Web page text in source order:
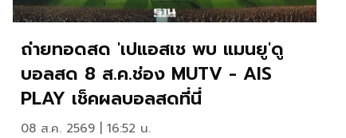
ถ่ายทอดสด 'เปแอสเช พบ แมนยู'ดู
บอลสด 8 ส.ค.ช่อง MUTV - AIS
PLAY เช็คผลบอลสดที่นี่
08 ส.ค. 2569 | 16:52 น.